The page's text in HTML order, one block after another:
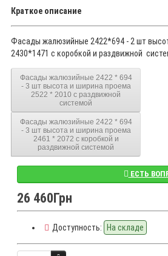
Краткое описание
Фасады жалюзийные 2422*694 - 2 шт
2430*1471 с коробкой и раздвижной
Фасады жалюзийные 2422 * 694
- 3 шт высота и ширина проема
2522 * 2010 с раздвижной
системой
Фасады жалюзийные 2422 * 694
- 3 шт высота и ширина проема
2461 * 2072 с коробкой и
раздвижной системой
ЕСТЬ
26 460Грн
Доступность: На складе